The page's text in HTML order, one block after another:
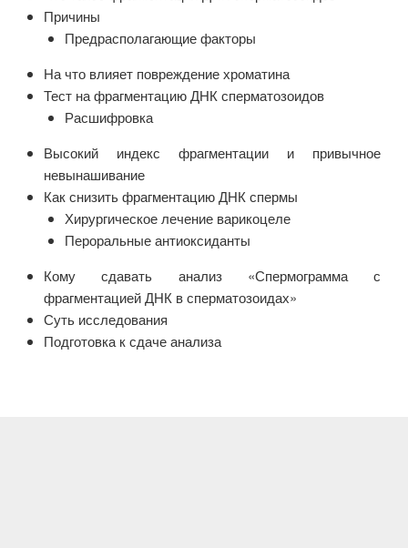
Причины
Предрасполагающие факторы
На что влияет повреждение хроматина
Тест на фрагментацию ДНК сперматозоидов
Расшифровка
Высокий индекс фрагментации и привычное
невынашивание
Как снизить фрагментацию ДНК спермы
Хирургическое лечение варикоцеле
Пероральные антиоксиданты
Кому сдавать анализ «Спермограмма с
фрагментацией ДНК в сперматозоидах»
Суть исследования
Подготовка к сдаче анализа